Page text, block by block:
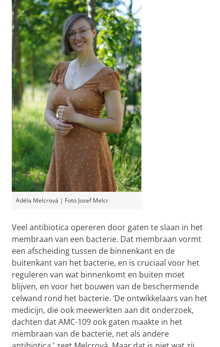
Adéla Melcrová | Foto Josef Melcr
Veel antibiotica opereren door gaten te slaan in het
membraan van een bacterie. Dat membraan vormt
een afscheiding tussen de binnenkant en de
buitenkant van het bacterie, en is cruciaal voor het
reguleren van wat binnenkomt en buiten moet
blijven, en voor het bouwen van de beschermende
celwand rond het bacterie. ‘De ontwikkelaars van het
medicijn, die ook meewerkten aan dit onderzoek,
dachten dat AMC-109 ook gaten maakte in het
membraan van de bacterie, net als andere